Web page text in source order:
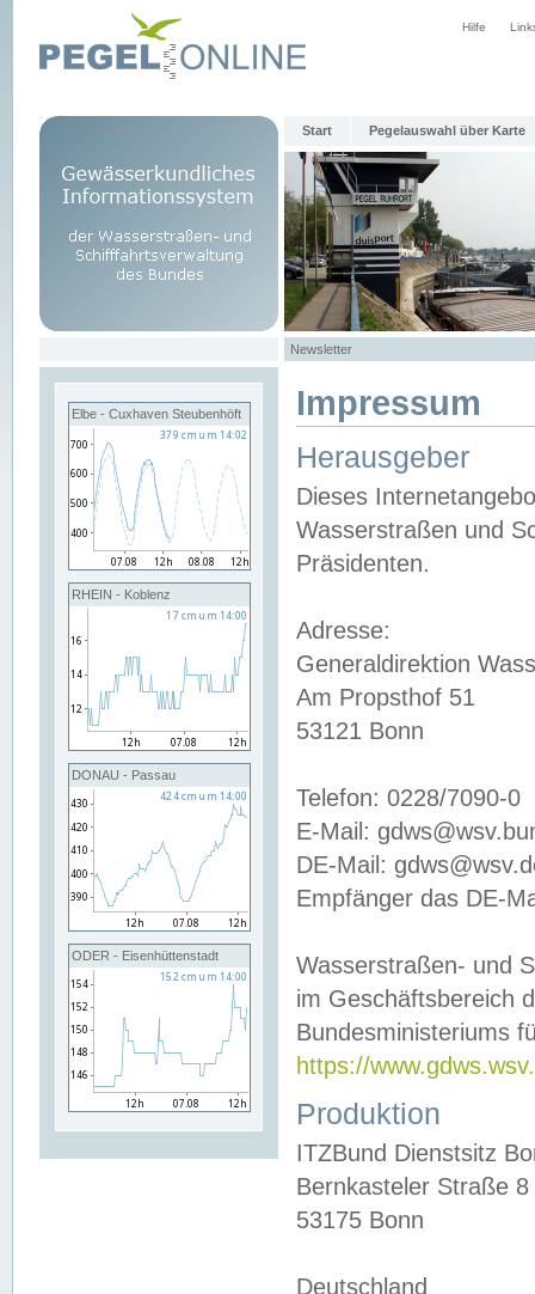
Hilfe
Start Pegelauswahl über Karte
Newsletter
Elbe - Cuxhaven Steubenhöft
RHEIN - Koblenz
DONAU - Passau
ODER - Eisenhüttenstadt
Impressum
Herausgeber
Dieses
Wasserstraßen und
Präsidenten.
Adresse:
Generaldirektion
Am Propsthof 51
53121 Bonn
Telefon: 0228/7090-0
E-Mail:
DE-Mail:
Empfänger das DE-
Wasserstraßen- und
im Geschäftsbereich
Bundesministeriums
https://
Produktion
ITZBund Dienstsitz
Bernkasteler Straße 8
53175 Bonn
Deutschland